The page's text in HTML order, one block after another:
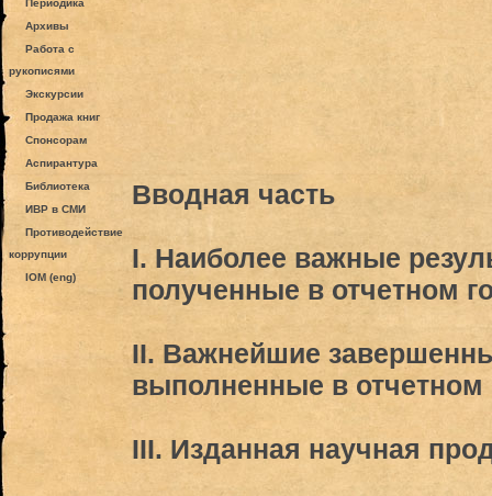
Периодика
Архивы
Работа с
рукописями
Экскурсии
Продажа книг
Спонсорам
Аспирантура
Библиотека
ИВР в СМИ
Противодействие
коррупции
IOM (eng)
Вводная часть
I. Наиболее важные
полученные в отчетном
II. Важнейшие
выполненные в отчетном
III. Изданная научная